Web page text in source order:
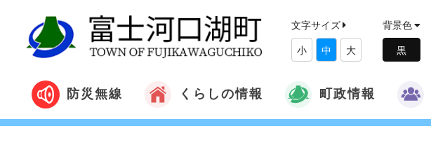
文字サイズ
小 中 大
背景色
防災無線 くらしの情報 町政情報